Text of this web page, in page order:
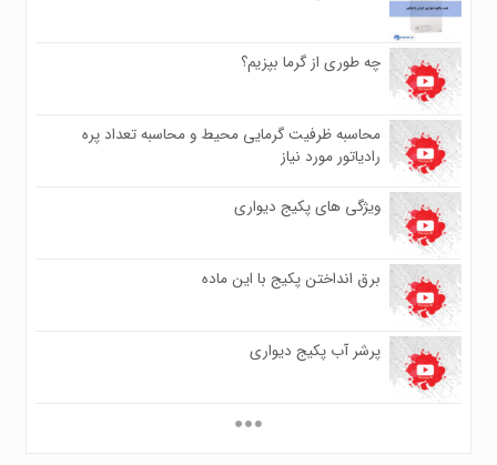
۷۸۰
۰
۶۴۸
چه طوری از گرما بپزیم؟
۰
۷۹۶
محاسبه ظرفیت گرمایی محیط و محاسبه تعداد پره
رادیاتور مورد نیاز
۰
۶۱۴
ویژگی های پکیج دیواری
۰
۵۷۰
برق انداختن پکیج با این ماده
۰
۵۵۸
پرشر آب پکیج دیواری